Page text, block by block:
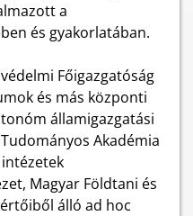
a
és gyakorlatában.
Főigazgatóság
és más központi
államigazgatási
Akadémia
Magyar Földtani és
álló ad hoc